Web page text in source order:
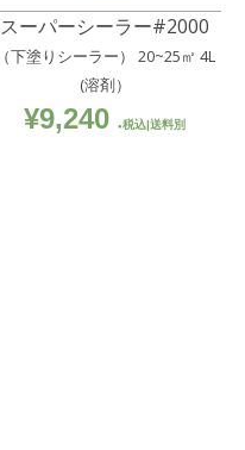
スーパーシーラー#2000
（下塗りシーラー） 20~25㎡ 4L
(溶剤）
¥9,240 税込|送料別